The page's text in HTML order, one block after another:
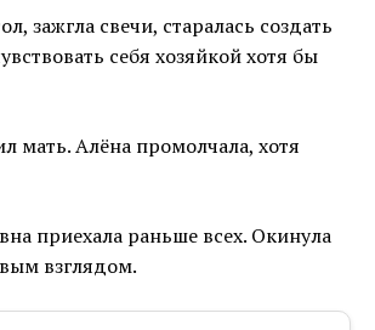
зажгла свечи, старалась создать
себя хозяйкой хотя бы
мать. Алёна промолчала, хотя
приехала раньше всех. Окинула
взглядом.